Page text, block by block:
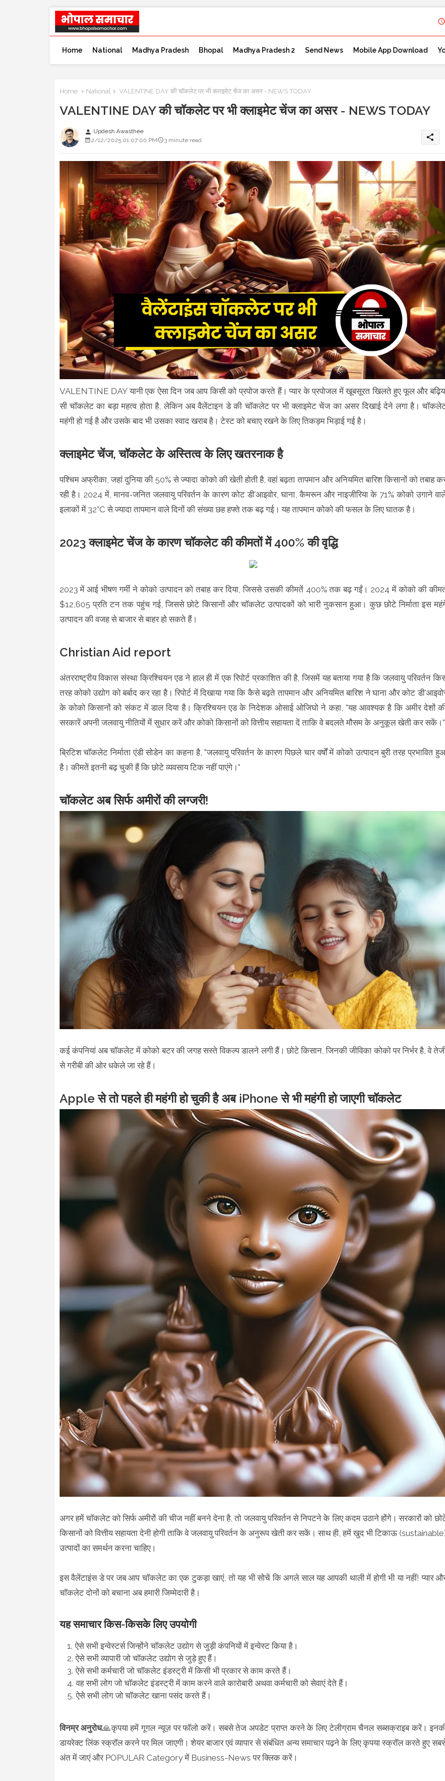
Home National Madhya Pradesh Bhopal Madhya Pradesh 2 Send News Mobile App Download
Home National VALENTINE DAY की चॉकलेट पर भी क्लाइमेट चेंज का असर - NEWS TODAY
VALENTINE DAY की चॉकलेट पर भी क्लाइमेट चेंज का असर - NEWS TODAY
person Updesh Awasthee
2/12/2025 01:07:00 PM
3 minute read share
VALENTINE DAY यानी एक ऐसा दिन जब आप किसी को प्रपोज करते हैं। प्यार के प्रपोजल में खूबसूरत खिलते हुए फूल और
सी चॉकलेट का बड़ा महत्व होता है, लेकिन अब वैलेंटाइन डे की चॉकलेट पर भी क्लाइमेट चेंज का असर दिखाई देने लगा है।
महंगी हो गई है और उसके बाद भी उसका स्वाद खराब है। टेस्ट को बचाए रखने के लिए तिकड़म भिड़ाई गई है।
क्लाइमेट चेंज, चॉकलेट के अस्तित्व के लिए खतरनाक है
पश्चिम अफ्रीका, जहां दुनिया की 50% से ज्यादा कोको की खेती होती है, वहां बढ़ता तापमान और अनियमित बारिश किसानों को तबाह
रही है। 2024 में, मानव-जनित जलवायु परिवर्तन के कारण कोट डी'आइवोर, घाना, कैमरून और नाइजीरिया के 71% कोको उगाने
इलाकों में 32°C से ज्यादा तापमान वाले दिनों की संख्या छह हफ्ते तक बढ़ गई। यह तापमान कोको की फसल के लिए घातक है।
2023 क्लाइमेट चेंज के कारण चॉकलेट की कीमतों में 400% की वृद्धि
2023 में आई भीषण गर्मी ने कोको उत्पादन को तबाह कर दिया, जिससे उसकी कीमतें 400% तक बढ़ गईं। 2024 में कोको की
$12,605 प्रति टन तक पहुंच गई, जिससे छोटे किसानों और चॉकलेट उत्पादकों को भारी नुकसान हुआ। कुछ छोटे निर्माता इस
उत्पादन की वजह से बाजार से बाहर हो सकते हैं।
Christian Aid report
अंतरराष्ट्रीय विकास संस्था क्रिश्चियन एड ने हाल ही में एक रिपोर्ट प्रकाशित की है, जिसमें यह बताया गया है कि जलवायु परिवर्तन
तरह कोको उद्योग को बर्बाद कर रहा है। रिपोर्ट में दिखाया गया कि कैसे बढ़ते तापमान और अनियमित बारिश ने घाना और कोट
के कोको किसानों को संकट में डाल दिया है। क्रिश्चियन एड के निदेशक ओसाई ओजिघो ने कहा, "यह आवश्यक है कि अमीर देशों
सरकारें अपनी जलवायु नीतियों में सुधार करें और कोको किसानों को वित्तीय सहायता दें ताकि वे बदलते मौसम के अनुकूल खेती कर सकें।"
ब्रिटिश चॉकलेट निर्माता एंडी सोडेन का कहना है, "जलवायु परिवर्तन के कारण पिछले चार वर्षों में कोको उत्पादन बुरी तरह प्रभावित
है। कीमतें इतनी बढ़ चुकी हैं कि छोटे व्यवसाय टिक नहीं पाएंगे।"
चॉकलेट अब सिर्फ अमीरों की लग्जरी!
कई कंपनियां अब चॉकलेट में कोको बटर की जगह सस्ते विकल्प डालने लगी हैं। छोटे किसान, जिनकी जीविका कोको पर निर्भर है, वे
से गरीबी की ओर धकेले जा रहे हैं।
Apple से तो पहले ही महंगी हो चुकी है अब iPhone से भी महंगी हो जाएगी चॉकलेट
अगर हमें चॉकलेट को सिर्फ अमीरों की चीज नहीं बनने देना है, तो जलवायु परिवर्तन से निपटने के लिए कदम उठाने होंगे। सरकारों को
किसानों को वित्तीय सहायता देनी होगी ताकि वे जलवायु परिवर्तन के अनुरूप खेती कर सकें। साथ ही, हमें खुद भी टिकाऊ
उत्पादों का समर्थन करना चाहिए।
इस वैलेंटाइंस डे पर जब आप चॉकलेट का एक टुकड़ा खाएं, तो यह भी सोचें कि अगले साल यह आपकी थाली में होगी भी या नहीं! प्यार
चॉकलेट दोनों को बचाना अब हमारी जिम्मेदारी है।
यह समाचार किस-किसके लिए उपयोगी
ऐसे सभी इन्वेस्टर्स जिन्होंने चॉकलेट उद्योग से जुड़ी कंपनियों में इन्वेस्ट किया है।
ऐसे सभी व्यापारी जो चॉकलेट उद्योग से जुड़े हुए हैं।
ऐसे सभी कर्मचारी जो चॉकलेट इंडस्ट्री में किसी भी प्रकार से काम करते हैं।
वह सभी लोग जो चॉकलेट इंडस्ट्री में काम करने वाले कारोबारी अथवा कर्मचारी को सेवाएं देते हैं।
ऐसे सभी लोग जो चॉकलेट खाना पसंद करते हैं।
विनम्र अनुरोध🙏कृपया हमें गूगल न्यूज़ पर फॉलो करें। सबसे तेज अपडेट प्राप्त करने के लिए टेलीग्राम चैनल सब्सक्राइब करें।
डायरेक्ट लिंक स्क्रॉल करने पर मिल जाएगी। शेयर बाजार एवं व्यापार से संबंधित अन्य समाचार पढ़ने के लिए कृपया स्क्रॉल करते हुए
अंत में जाएं और POPULAR Category में Business-News पर क्लिक करें।